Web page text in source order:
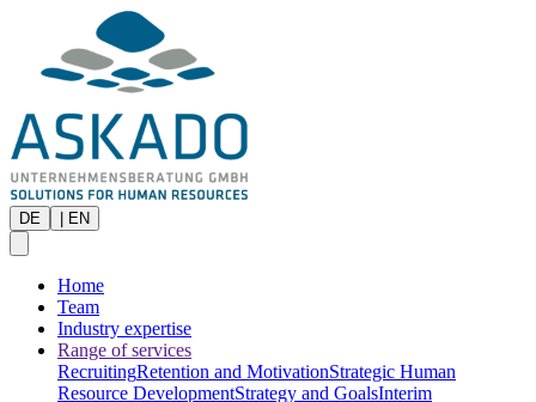
DE EN
Home
Team
Industry expertise
Range of services
RecruitingRetention and MotivationStrategic Human
Resource DevelopmentStrategy and GoalsInterim